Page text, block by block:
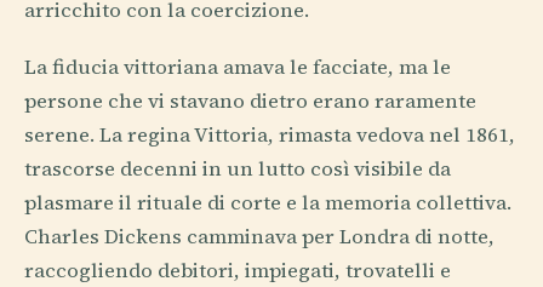
arricchito con la coercizione.
La fiducia vittoriana amava le facciate, ma le
persone che vi stavano dietro erano raramente
serene. La regina Vittoria, rimasta vedova nel 1861,
trascorse decenni in un lutto così visibile da
plasmare il rituale di corte e la memoria collettiva.
Charles Dickens camminava per Londra di notte,
raccogliendo debitori, impiegati, trovatelli e